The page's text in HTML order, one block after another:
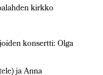
kirkko
konsertti: Olga
ja Anna